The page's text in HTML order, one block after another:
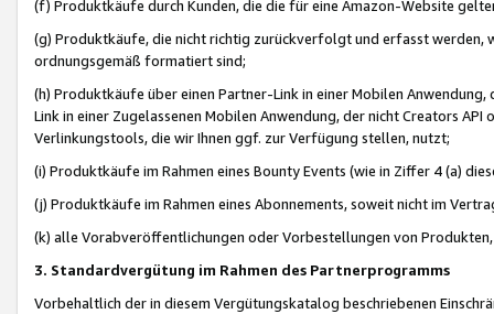
(f) Produktkäufe durch Kunden, die die für eine Amazon-Website
(g) Produktkäufe, die nicht richtig zurückverfolgt und erfasst werden,
ordnungsgemäß formatiert sind;
(h) Produktkäufe über einen Partner-Link in einer Mobilen
Link in einer Zugelassenen Mobilen Anwendung, der nicht Creators
Verlinkungstools, die wir Ihnen ggf. zur Verfügung stellen, nutzt;
(i) Produktkäufe im Rahmen eines Bounty Events (wie in Ziffer 4 (a)
(j) Produktkäufe im Rahmen eines Abonnements, soweit nicht im
(k) alle Vorabveröffentlichungen oder Vorbestellungen von
3. Standardvergütung im Rahmen des Partnerprogramms
Vorbehaltlich der in diesem Vergütungskatalog beschriebenen